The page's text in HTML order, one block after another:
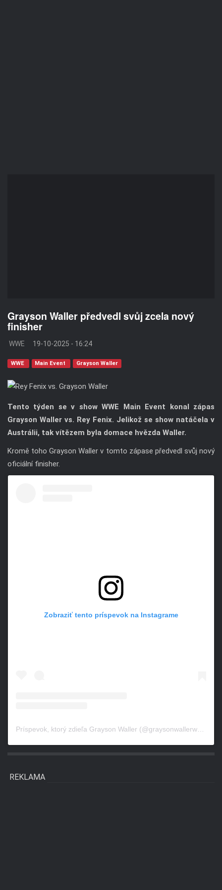
Grayson Waller předvedl svůj zcela nový
finisher
WWE 19-10-2025 - 16:24
WWE Main Event Grayson Waller
Tento týden se v show WWE Main Event konal zápas
Grayson Waller vs. Rey Fenix. Jelikož se show natáčela v
Austrálii, tak vítězem byla domace hvězda Waller.
Kromě toho Grayson Waller v tomto zápase předvedl svůj nový
oficiální finisher.
Zobraziť tento príspevok na Instagrame
Príspevok, ktorý zdieľa Grayson Waller (@graysonwallerwwe)
REKLAMA